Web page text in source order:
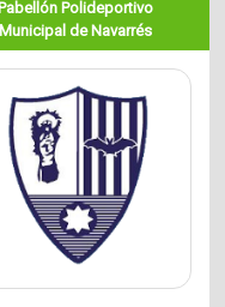
Pabellón Polideportivo
Municipal de Navarrés